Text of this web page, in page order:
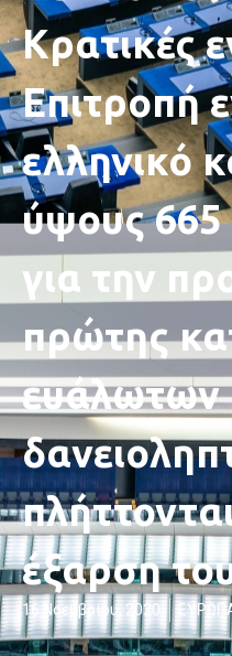
Κρατικές
Επιτροπή
ελληνικό
ύψους
για την
πρώτης
ευάλωτων
έξαρση
16 Νοεμβρίου, 2020